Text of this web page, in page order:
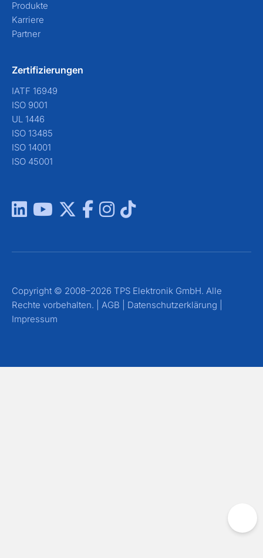
Produkte
Karriere
Partner
Zertifizierungen
IATF 16949
ISO 9001
UL 1446
ISO 13485
ISO 14001
ISO 45001
Copyright © 2008–2026 TPS Elektronik GmbH. Alle
Rechte vorbehalten. | AGB Datenschutzerklärung
Impressum